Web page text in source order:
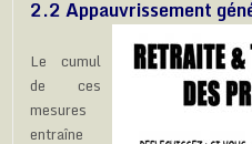
2.2 Appauvrissement
Le cumul
de ces
mesures
entraîne